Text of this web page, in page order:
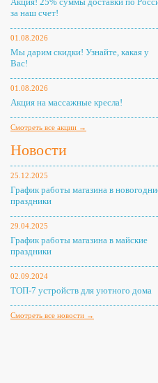
за наш счет!
01.08.2026
Мы дарим скидки! Узнайте, какая у
Вас!
01.08.2026
Акция на массажные кресла!
Смотреть все акции →
Новости
25.12.2025
График работы магазина в
праздники
29.04.2025
График работы магазина в майские
праздники
02.09.2024
ТОП-7 устройств для уютного дома
Смотреть все новости →